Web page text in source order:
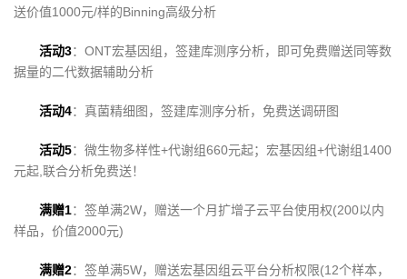
送价值1000元/样的Binning高级分析
活动3：ONT宏基因组，签建库测序分析，即可免费赠送同等数
据量的二代数据辅助分析
活动4：真菌精细图，签建库测序分析，免费送调研图
活动5：微生物多样性+代谢组660元起；宏基因组+代谢组1400
元起,联合分析免费送！
满赠1：签单满2W，赠送一个月扩增子云平台使用权(200以内
样品，价值2000元)
满赠2：签单满5W，赠送宏基因组云平台分析权限(12个样本，